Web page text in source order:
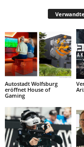
Autostadt Wolfsburg
eröffnet House of
Gaming